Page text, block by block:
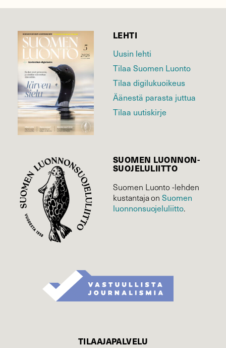
LEHTI
Uusin lehti
Tilaa Suomen Luonto
Tilaa digilukuoikeus
Äänestä parasta juttua
Tilaa uutiskirje
SUOMEN LUONNON­
SUOJELU­LIITTO
Suomen Luonto -lehden
kustantaja onSuomen
luonnonsuojelu­liitto.
TILAAJAPALVELU